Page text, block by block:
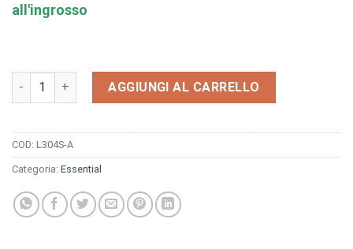
all'ingrosso
Orologio Essential L304S-A quantità
AGGIUNGI AL CARRELLO
COD: L304S-A
Categoria: Essential